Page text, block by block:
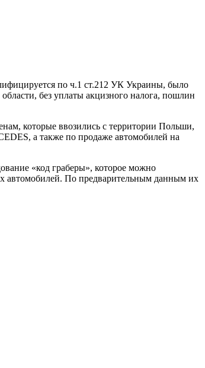
по ч.1 ст.212 УК Украины, было
без уплаты акцизного налога, пошлин
которые ввозились с территории Польши,
а также по продаже автомобилей на
«код граберы», которое можно
автомобилей. По предварительным данным их